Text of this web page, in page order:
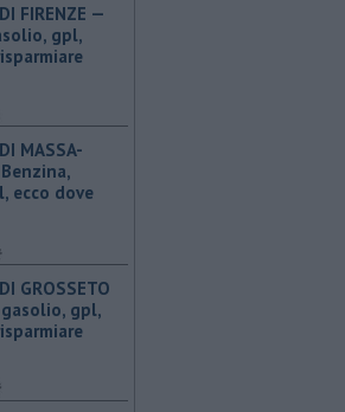
FIRENZE —
gpl,
MASSA-
​Benzina,
ecco dove
GROSSETO
gpl,